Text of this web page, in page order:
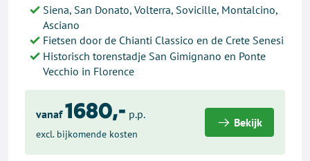
Siena, San Donato, Volterra, Sovicille, Montalcino,
Asciano
Fietsen door de Chianti Classico en de Crete Senesi
Historisch torenstadje San Gimignano en Ponte
Vecchio in Florence
vanaf 1680,- p.p.
excl. bijkomende kosten
Bekijk